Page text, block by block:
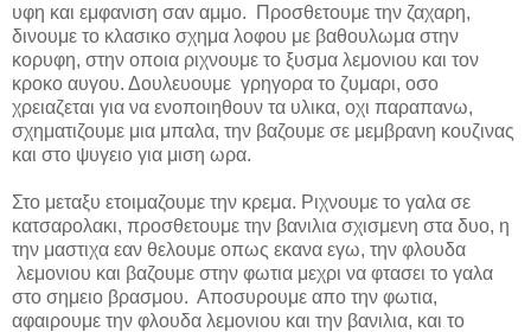
υφη και εμφανιση σαν αμμο. Προσθετουμε την ζαχαρη,
δινουμε το κλασικο σχημα λοφου με βαθουλωμα στην
κορυφη, στην οποια ριχνουμε το ξυσμα λεμονιου και τον
κροκο αυγου. Δουλευουμε γρηγορα το ζυμαρι, οσο
χρειαζεται για να ενοποιηθουν τα υλικα, οχι παραπανω,
σχηματιζουμε μια μπαλα, την βαζουμε σε μεμβρανη κουζινας
και στο ψυγειο για μιση ωρα.
Στο μεταξυ ετοιμαζουμε την κρεμα. Ριχνουμε το γαλα σε
κατσαρολακι, προσθετουμε την βανιλια σχισμενη στα δυο, η
την μαστιχα εαν θελουμε οπως εκανα εγω, την φλουδα
λεμονιου και βαζουμε στην φωτια μεχρι να φτασει το γαλα
στο σημειο βρασμου. Αποσυρουμε απο την φωτια,
αφαιρουμε την φλουδα λεμονιου και την βανιλια, και το